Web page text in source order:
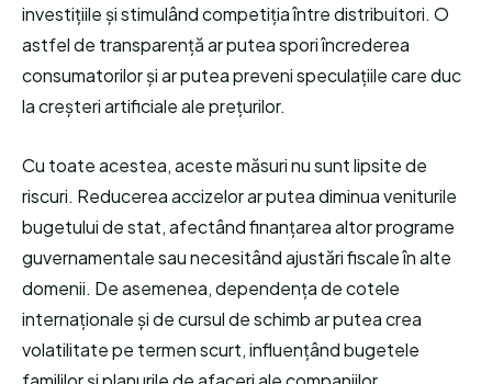
investițiile și stimulând competiția între distribuitori. O
astfel de transparență ar putea spori încrederea
consumatorilor și ar putea preveni speculațiile care duc
la creșteri artificiale ale prețurilor.
Cu toate acestea, aceste măsuri nu sunt lipsite de
riscuri. Reducerea accizelor ar putea diminua veniturile
bugetului de stat, afectând finanțarea altor programe
guvernamentale sau necesitând ajustări fiscale în alte
domenii. De asemenea, dependența de cotele
internaționale și de cursul de schimb ar putea crea
volatilitate pe termen scurt, influențând bugetele